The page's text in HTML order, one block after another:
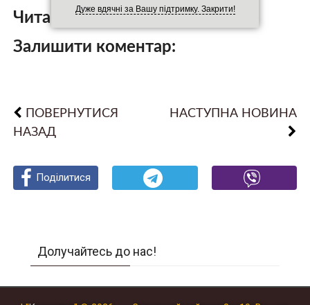
Дуже вдячні за Вашу підтримку. Закрити!
Читайте також:
Залишити коментар:
ПОВЕРНУТИСЯ
НАЗАД
НАСТУПНА НОВИНА
Поділитися
Поділитися
Поділитися
Долучайтесь до нас!